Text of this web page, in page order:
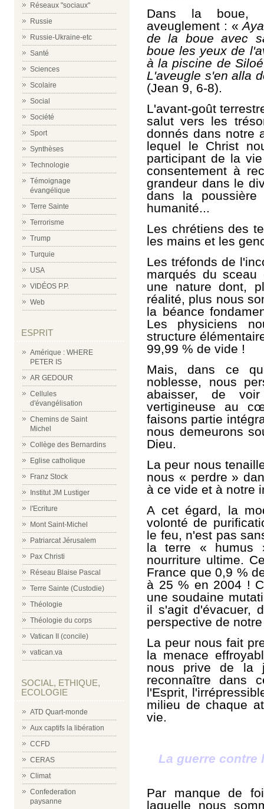
Réseaux "sociaux"
Russie
Russie-Ukraine-etc
Santé
Sciences
Scolaire
Social
Société
Sport
Synthèses
Technologie
Témoignage
évangélique
Terre Sainte
Terrorisme
Trump
Turquie
USA
VIDÉOS P.P.
Web
ESPRIT
Amérique : WHERE
PETER IS
AR GEDOUR
Cellules
d'évangélisation
Chemins de Saint
Michel
Collège des Bernardins
Eglise catholique
Franz Stock
Institut JM Lustiger
l'Ecriture
Mont Saint-Michel
Patriarcat Jérusalem
Pax Christi
Réseau Blaise Pascal
Terre Sainte (Custodie)
Théologie
Théologie du corps
Vatican II (concile)
vatican.va
SOCIAL, ETHIQUE,
ECOLOGIE
ATD Quart-monde
Aux captifs la libération
CCFD
CERAS
Climat
Confederation
paysanne
Dans la boue,
aveuglement : «
de la boue avec
boue les yeux de
à la piscine de
L'aveugle s'en alla
(Jean 9, 6-8).
L'avant-goût
salut vers les
donnés dans notre
lequel le Christ
participant de la
consentement à
grandeur dans le
dans la
humanité...
Les chrétiens des
les mains et les
Les tréfonds de
marqués du
une nature dont,
réalité, plus nous
la béance
Les physiciens
structure
99,99 % de vide !
Mais, dans ce
noblesse, nous
abaisser, de
vertigineuse au
faisons partie
nous demeurons
Dieu.
La peur nous
nous « perdre »
à ce vide et à notre
A cet égard, la
volonté de
le feu, n'est pas
la terre « humus
nourriture ultime.
France que 0,9 %
à 25 % en 2004 !
une soudaine
il s'agit d'évacuer,
perspective de
La peur nous fait
la menace
nous prive de la
reconnaître dans
l'Esprit,
milieu de chaque
vie.
La guerre contre
Par manque de
laquelle nous